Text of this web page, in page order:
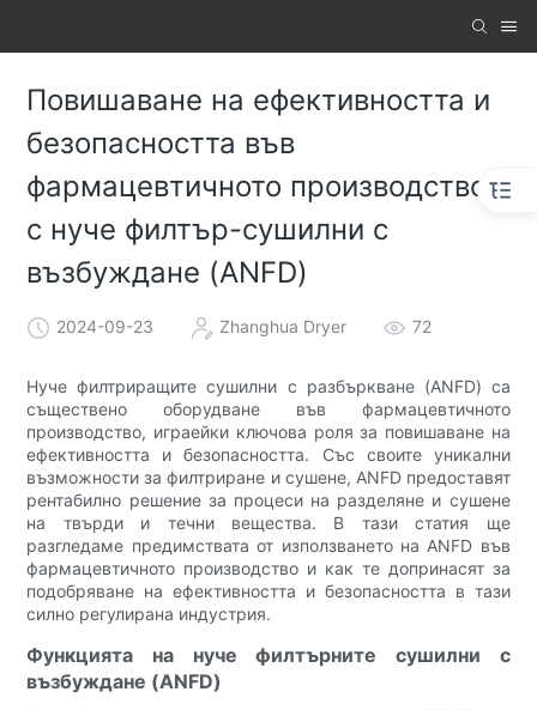
Повишаване на ефективността и
безопасността във
фармацевтичното производство
с нуче филтър-сушилни с
възбуждане (ANFD)
2024-09-23 Zhanghua Dryer 72
Нуче филтриращите сушилни с разбъркване (ANFD) са
съществено оборудване във фармацевтичното
производство, играейки ключова роля за повишаване на
ефективността и безопасността. Със своите уникални
възможности за филтриране и сушене, ANFD предоставят
рентабилно решение за процеси на разделяне и сушене
на твърди и течни вещества. В тази статия ще
разгледаме предимствата от използването на ANFD във
фармацевтичното производство и как те допринасят за
подобряване на ефективността и безопасността в тази
силно регулирана индустрия.
Функцията на нуче филтърните сушилни с
възбуждане (ANFD)